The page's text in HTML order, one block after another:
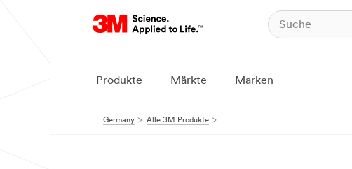
Produkte Märkte Marken
Germany Alle 3M Produkte